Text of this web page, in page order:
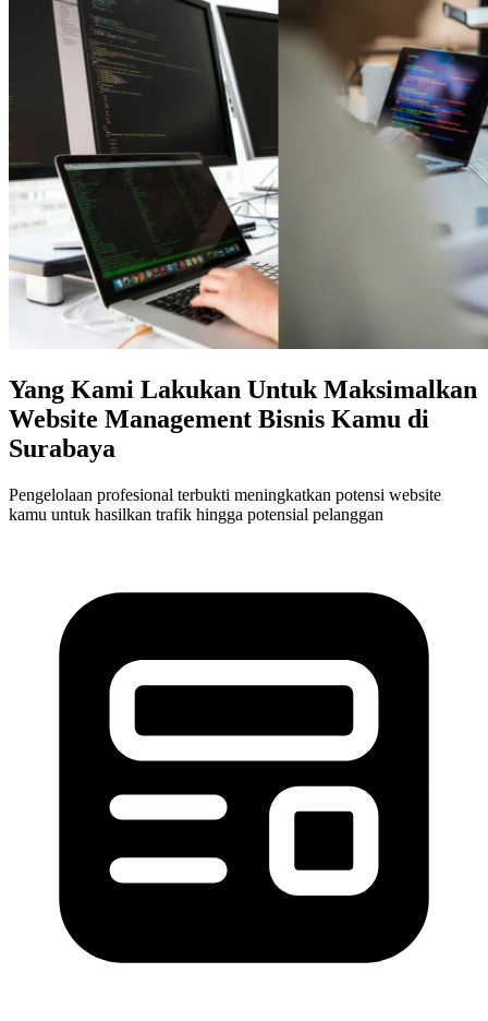
Yang Kami Lakukan Untuk Maksimalkan
Website Management Bisnis Kamu di
Surabaya
Pengelolaan profesional terbukti meningkatkan potensi website
kamu untuk hasilkan trafik hingga potensial pelanggan